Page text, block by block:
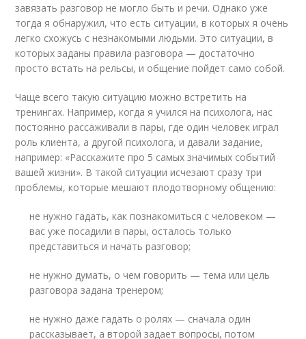
завязать разговор не могло быть и речи. Однако уже
тогда я обнаружил, что есть ситуации, в которых я очень
легко схожусь с незнакомыми людьми. Это ситуации, в
которых заданы правила разговора — достаточно
просто встать на рельсы, и общение пойдет само собой.
Чаще всего такую ситуацию можно встретить на
тренингах. Например, когда я учился на психолога, нас
постоянно рассаживали в пары, где один человек играл
роль клиента, а другой психолога, и давали задание,
например: «Расскажите про 5 самых значимых событий
вашей жизни». В такой ситуации исчезают сразу три
проблемы, которые мешают плодотворному общению:
не нужно гадать, как познакомиться с человеком —
вас уже посадили в пары, осталось только
представиться и начать разговор;
не нужно думать, о чем говорить — тема или цель
разговора задана тренером;
не нужно даже гадать о ролях — сначала один
рассказывает, а второй задает вопросы, потом